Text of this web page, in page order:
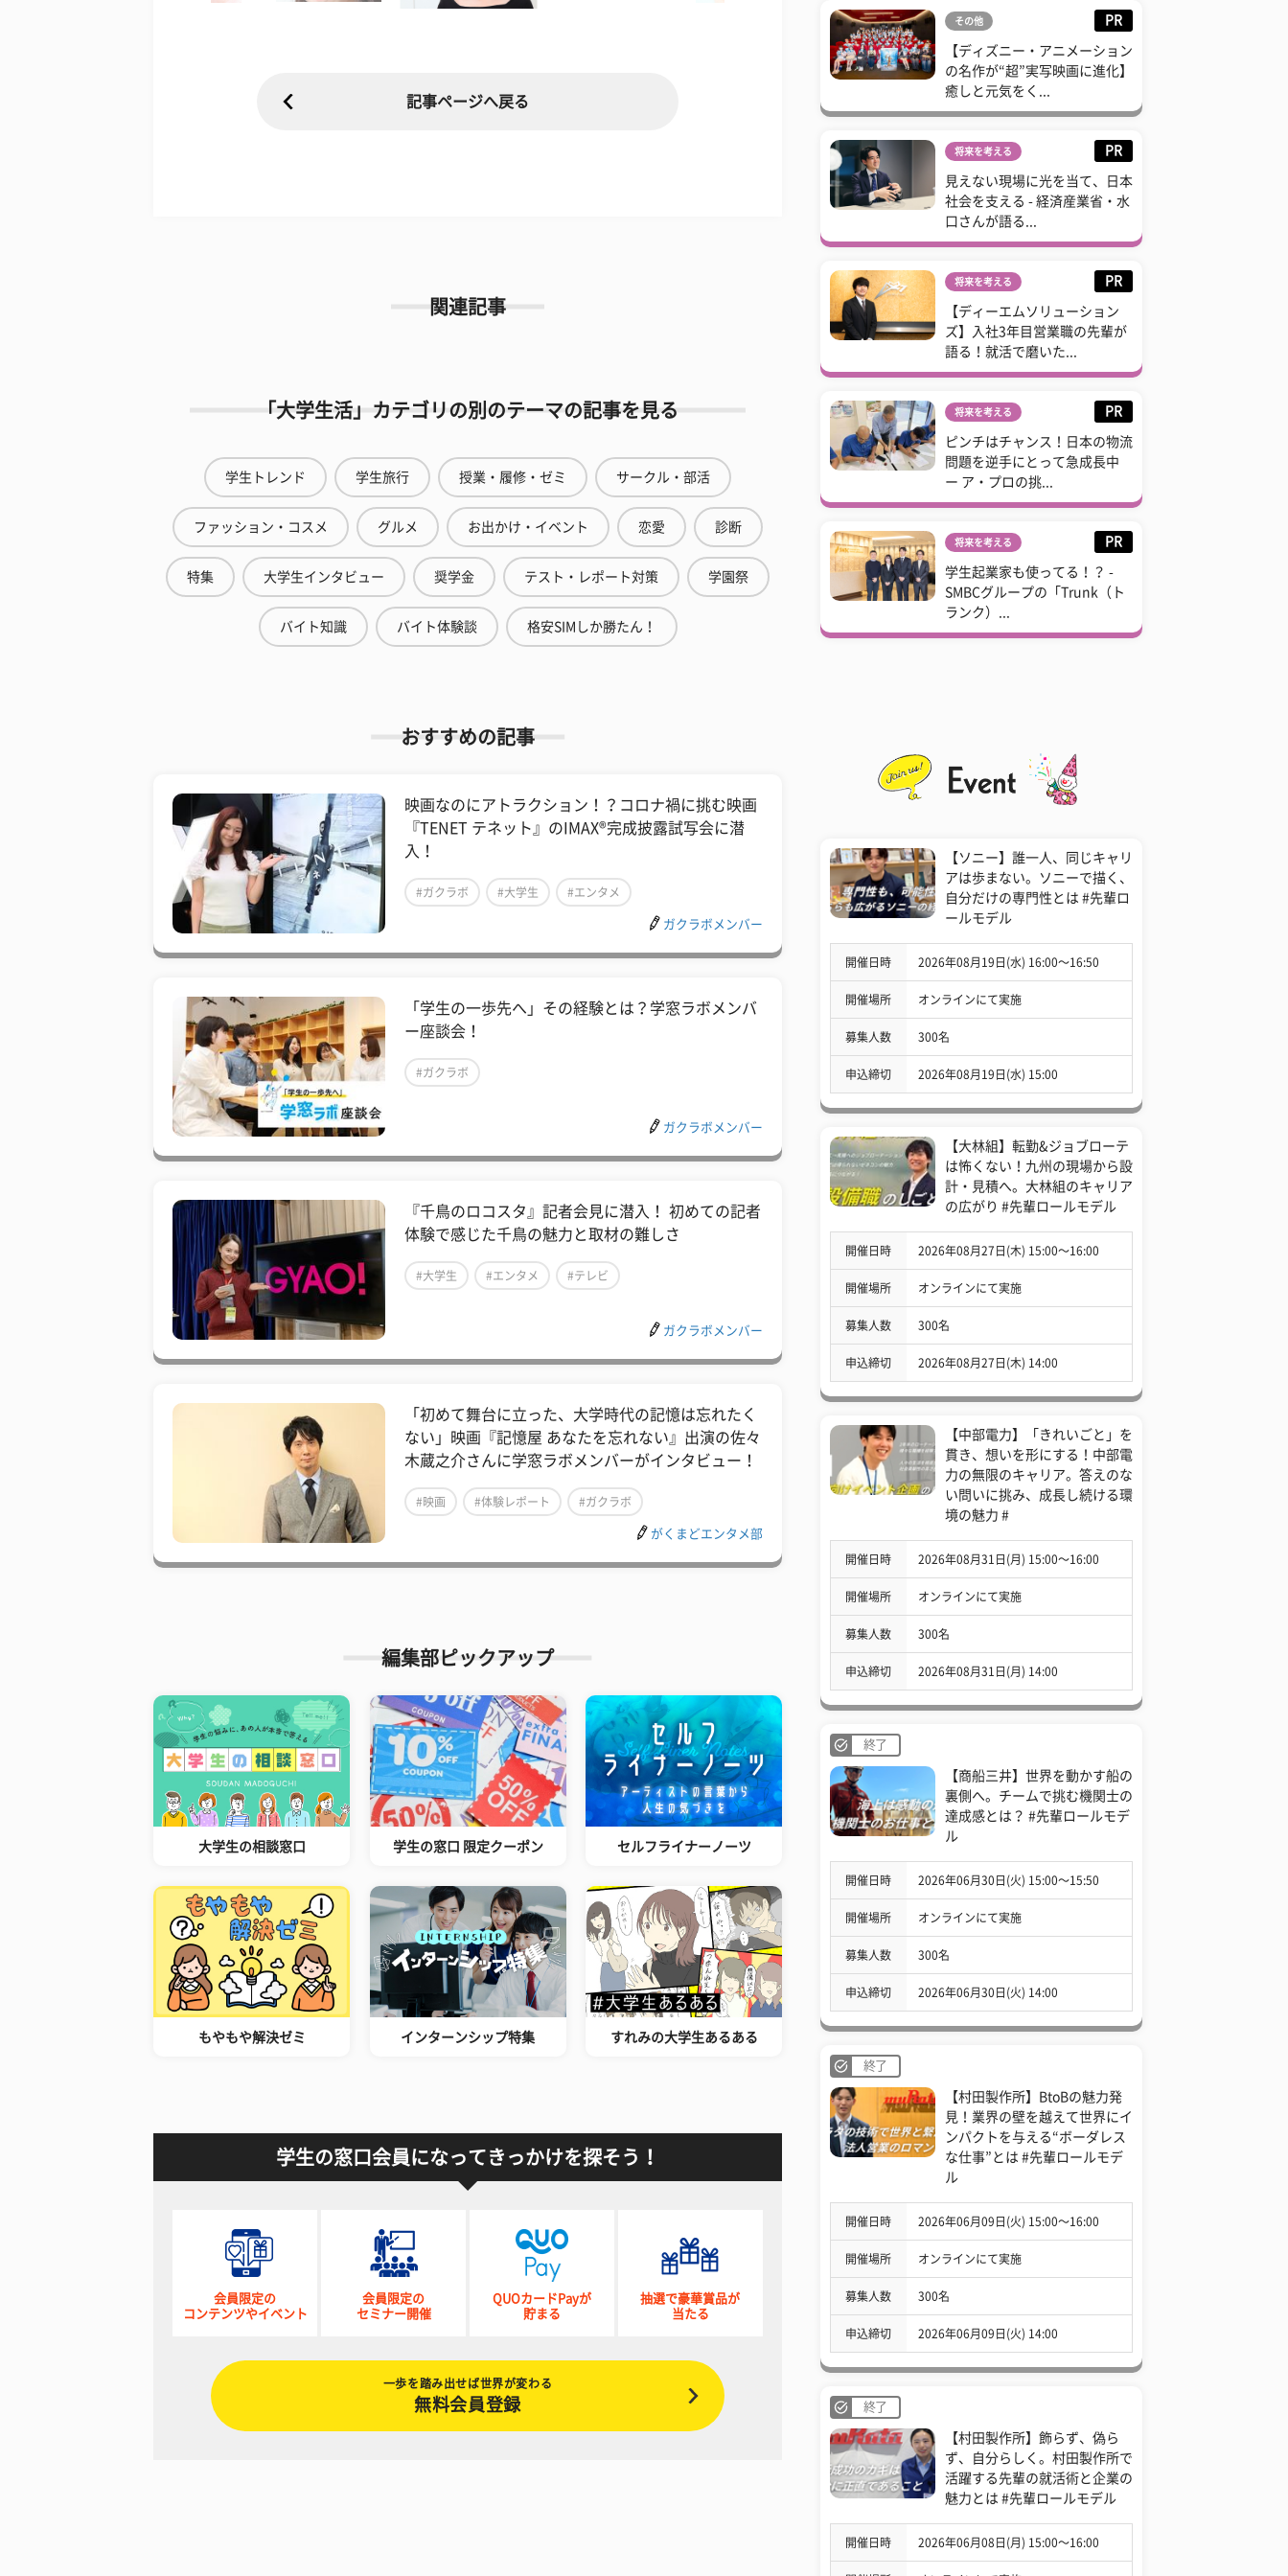
記事ページへ戻る
関連記事
「大学生活」カテゴリの別のテーマの記事を見る
学生トレンド 学生旅行 授業・履修・ゼミ サークル・部活
ファッション・コスメ グルメ お出かけ・イベント 恋愛 診断
特集 大学生インタビュー 奨学金 テスト・レポート対策 学園祭
バイト知識 バイト体験談 格安SIMしか勝たん！
おすすめの記事
映画なのにアトラクション！？コロナ禍に挑む映画
『TENET テネット』のIMAX®完成披露試写会に潜
入！
#ガクラボ #大学生 #エンタメ
ガクラボメンバー
「学生の一歩先へ」その経験とは？学窓ラボメンバ
ー座談会！
#ガクラボ
ガクラボメンバー
『千鳥のロコスタ』記者会見に潜入！ 初めての記者
体験で感じた千鳥の魅力と取材の難しさ
#大学生 #エンタメ #テレビ
ガクラボメンバー
「初めて舞台に立った、大学時代の記憶は忘れたく
ない」映画『記憶屋 あなたを忘れない』出演の佐々
木蔵之介さんに学窓ラボメンバーがインタビュー！
#映画 #体験レポート #ガクラボ
がくまどエンタメ部
編集部ピックアップ
大学生の相談窓口 学生の窓口 限定クーポン セルフライナーノーツ
もやもや解決ゼミ インターンシップ特集 すれみの大学生あるある
学生の窓口会員になってきっかけを探そう！
会員限定の
コンテンツやイベント
会員限定の
セミナー開催
QUOカードPayが
貯まる
抽選で豪華賞品が
当たる
一歩を踏み出せば世界が変わる
無料会員登録
その他 PR
【ディズニー・アニメーション
の名作が“超”実写映画に進化】
癒しと元気をく...
将来を考える PR
見えない現場に光を当て、日本
社会を支える - 経済産業省・水
口さんが語る...
将来を考える PR
【ディーエムソリューション
ズ】入社3年目営業職の先輩が
語る！就活で磨いた...
将来を考える PR
ピンチはチャンス！日本の物流
問題を逆手にとって急成長中
ー ア・プロの挑...
将来を考える PR
学生起業家も使ってる！？ -
SMBCグループの「Trunk（ト
ランク）...
【ソニー】誰一人、同じキャリ
アは歩まない。ソニーで描く、
自分だけの専門性とは #先輩ロ
ールモデル
開催日時 2026年08月19日(水) 16:00〜16:50
開催場所 オンラインにて実施
募集人数 300名
申込締切 2026年08月19日(水) 15:00
【大林組】転勤&ジョブローテ
は怖くない！九州の現場から設
計・見積へ。大林組のキャリア
の広がり #先輩ロールモデル
開催日時 2026年08月27日(木) 15:00〜16:00
開催場所 オンラインにて実施
募集人数 300名
申込締切 2026年08月27日(木) 14:00
【中部電力】「きれいごと」を
貫き、想いを形にする！中部電
力の無限のキャリア。答えのな
い問いに挑み、成長し続ける環
境の魅力 #
開催日時 2026年08月31日(月) 15:00〜16:00
開催場所 オンラインにて実施
募集人数 300名
申込締切 2026年08月31日(月) 14:00
終了
【商船三井】世界を動かす船の
裏側へ。チームで挑む機関士の
達成感とは？ #先輩ロールモデ
ル
開催日時 2026年06月30日(火) 15:00〜15:50
開催場所 オンラインにて実施
募集人数 300名
申込締切 2026年06月30日(火) 14:00
終了
【村田製作所】BtoBの魅力発
見！業界の壁を越えて世界にイ
ンパクトを与える“ボーダレス
な仕事”とは #先輩ロールモデ
ル
開催日時 2026年06月09日(火) 15:00〜16:00
開催場所 オンラインにて実施
募集人数 300名
申込締切 2026年06月09日(火) 14:00
終了
【村田製作所】飾らず、偽ら
ず、自分らしく。村田製作所で
活躍する先輩の就活術と企業の
魅力とは #先輩ロールモデル
開催日時 2026年06月08日(月) 15:00〜16:00